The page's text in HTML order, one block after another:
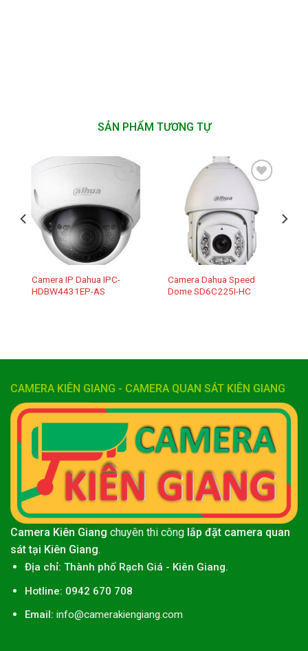
SẢN PHẨM TƯƠNG TỰ
Camera IP Dahua IPC-
HDBW4431EP-AS
Add to
wishlist
Camera Dahua Speed
Dome SD6C225I-HC
CAMERA KIÊN GIANG - CAMERA QUAN SÁT KIÊN GIANG
Camera Kiên Giang chuyên thi công lắp đặt camera quan
sát tại Kiên Giang.
Địa chỉ: Thành phố Rạch Giá - Kiên Giang.
Hotline: 0942 670 708
Email: info@camerakiengiang.com